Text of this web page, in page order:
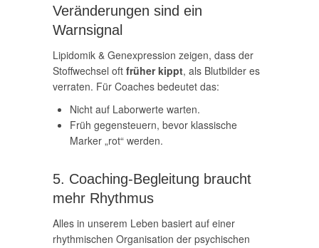
Veränderungen sind ein
Warnsignal
Lipidomik & Genexpression zeigen, dass der
Stoffwechsel oft früher kippt, als Blutbilder es
verraten. Für Coaches bedeutet das:
Nicht auf Laborwerte warten.
Früh gegensteuern, bevor klassische
Marker „rot“ werden.
5. Coaching-Begleitung braucht
mehr Rhythmus
Alles in unserem Leben basiert auf einer
rhythmischen Organisation der psychischen